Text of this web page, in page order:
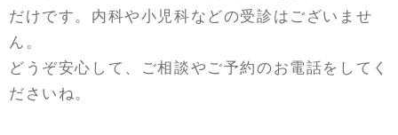
だけです。内科や小児科などの受診はございませ
ん。
どうぞ安心して、ご相談やご予約のお電話をしてく
ださいね。